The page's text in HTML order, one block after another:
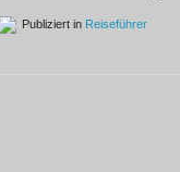
Publiziert in Reiseführer